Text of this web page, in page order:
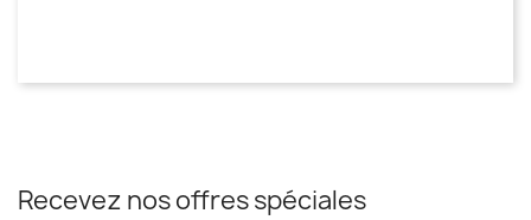
Recevez nos offres spéciales